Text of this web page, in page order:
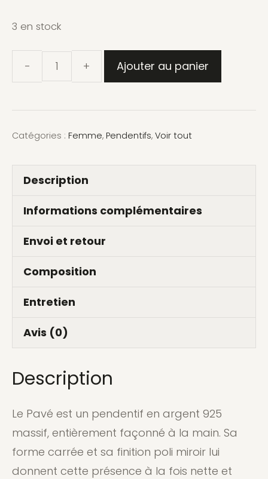
3 en stock
quantité
Pendentif
Pavé
massif
Ajouter au panier
Catégories : Femme, Pendentifs, Voir tout
Description
Informations complémentaires
Envoi et retour
Composition
Entretien
Avis (0)
Description
Le Pavé est un pendentif en argent 925
massif, entièrement façonné à la main. Sa
forme carrée et sa finition poli miroir lui
donnent cette présence à la fois nette et